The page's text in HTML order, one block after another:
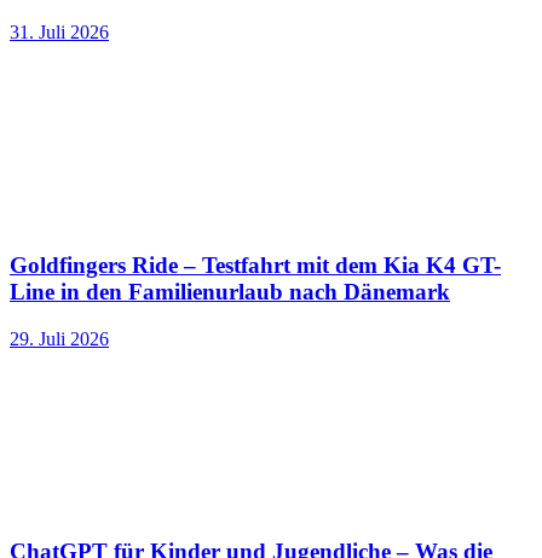
31. Juli 2026
Goldfingers Ride – Testfahrt mit dem Kia K4 GT-
Line in den Familienurlaub nach Dänemark
29. Juli 2026
ChatGPT für Kinder und Jugendliche – Was die